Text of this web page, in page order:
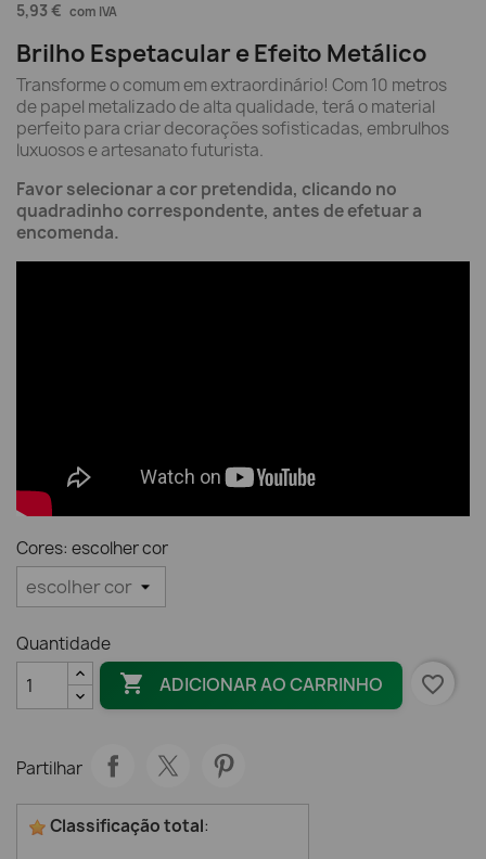
5,93 € com IVA
Brilho Espetacular e Efeito Metálico
Transforme o comum em extraordinário! Com 10 metros
de papel metalizado de alta qualidade, terá o material
perfeito para criar decorações sofisticadas, embrulhos
luxuosos e artesanato futurista.
Favor selecionar a cor pretendida, clicando no
quadradinho correspondente, antes de efetuar a
encomenda.
Cores: escolher cor
Quantidade
 ADICIONAR AO CARRINHO favorite_border
Partilhar
Classificação total: